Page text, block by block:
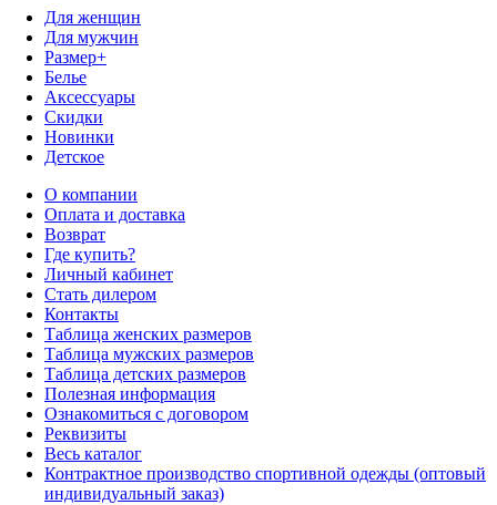
Для женщин
Для мужчин
Размер+
Белье
Аксессуары
Скидки
Новинки
Детское
О компании
Оплата и доставка
Возврат
Где купить?
Личный кабинет
Стать дилером
Контакты
Таблица женских размеров
Таблица мужских размеров
Таблица детских размеров
Полезная информация
Ознакомиться с договором
Реквизиты
Весь каталог
Контрактное производство спортивной одежды (оптовый
индивидуальный заказ)